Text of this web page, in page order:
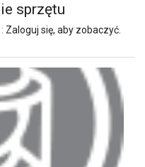
sprzętu
Zaloguj się, aby zobaczyć.